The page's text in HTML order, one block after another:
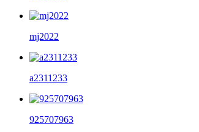
mj2022
a2311233
925707963